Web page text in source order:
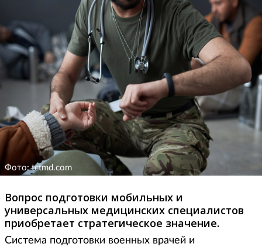
Фото: tctmd.com
Вопрос подготовки мобильных и
универсальных медицинских специалистов
приобретает стратегическое значение.
Система подготовки военных врачей и